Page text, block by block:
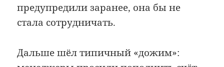
предупредили заранее, она бы не
стала сотрудничать.
Дальше шёл типичный «дожим»: